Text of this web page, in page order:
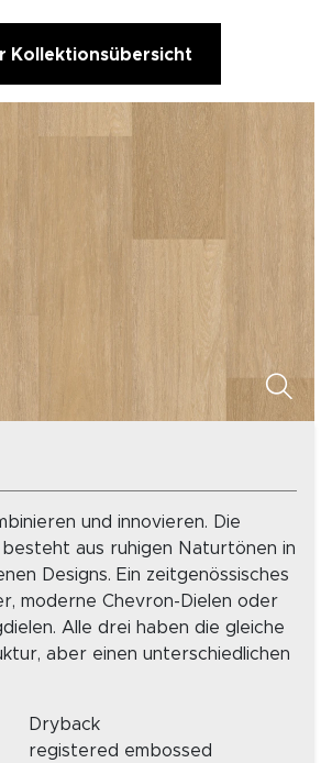
Kollektionsübersicht
und innovieren. Die
aus ruhigen Naturtönen in
Designs. Ein zeitgenössisches
moderne Chevron-Dielen oder
Alle drei haben die gleiche
aber einen unterschiedlichen
Dryback
registered embossed